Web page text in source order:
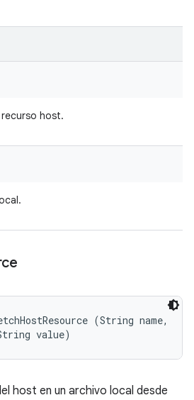
recurso host.
(String name,
value)
host en un archivo local desde